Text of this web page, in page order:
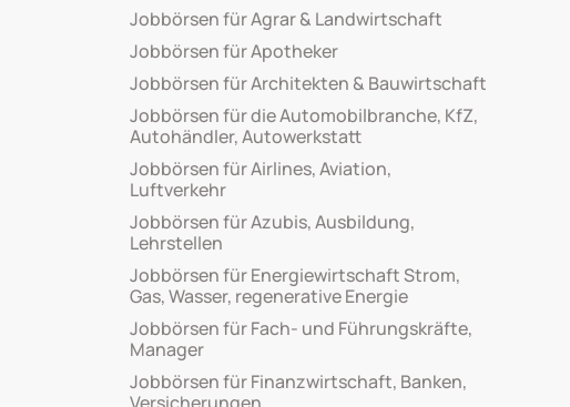
Jobbörsen für Agrar & Landwirtschaft
Jobbörsen für Apotheker
Jobbörsen für Architekten & Bauwirtschaft
Jobbörsen für die Automobilbranche, KfZ,
Autohändler, Autowerkstatt
Jobbörsen für Airlines, Aviation,
Luftverkehr
Jobbörsen für Azubis, Ausbildung,
Lehrstellen
Jobbörsen für Energiewirtschaft Strom,
Gas, Wasser, regenerative Energie
Jobbörsen für Fach- und Führungskräfte,
Manager
Jobbörsen für Finanzwirtschaft, Banken,